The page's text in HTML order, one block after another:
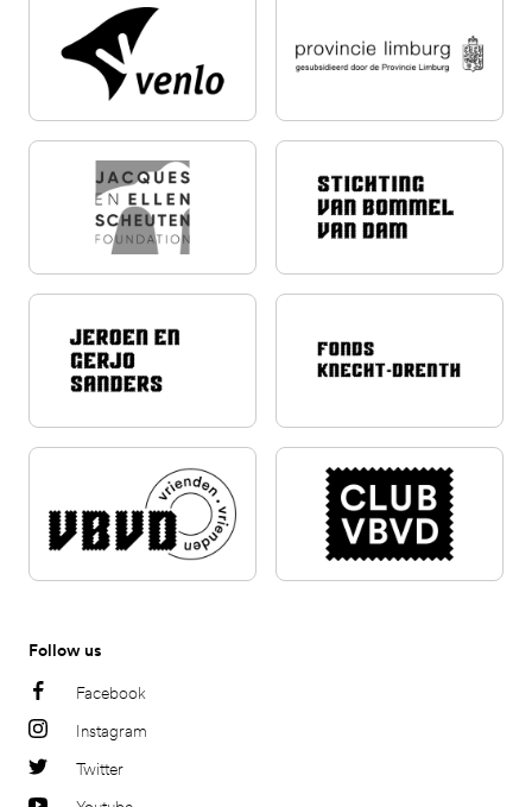
Follow us
Facebook
Instagram
Twitter